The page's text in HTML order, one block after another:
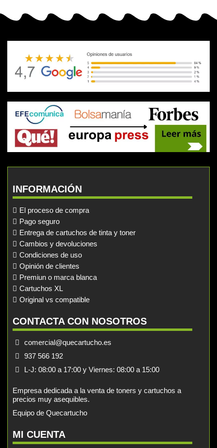
INFORMACIÓN
El proceso de compra
Pago seguro
Entrega de cartuchos de tinta y toner
Cambios y devoluciones
Condiciones de uso
Opinión de clientes
Premiun o marca blanca
Cartuchos XL
Original vs compatible
CONTACTA CON NOSOTROS
comercial@quecartucho.es
937 566 192
L-J: 08:00 a 17:00 y Viernes: 08:00 a 15:00
Empresa dedicada a la venta de toners y cartuchos a
precios muy asequibles.
Equipo de Quecartucho
MI CUENTA